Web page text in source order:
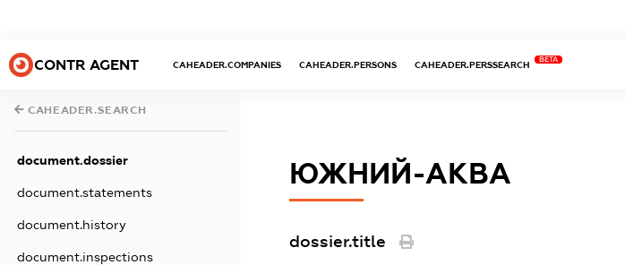
CONTR AGENT CAHEADER.COMPANIES CAHEADER.PERSONS CAHEADER.PERSSEARCH
BETA
CAHEADER.SEARCH
document.dossier
document.statements
document.history
document.inspections
ЮЖНИЙ-АКВА
dossier.title